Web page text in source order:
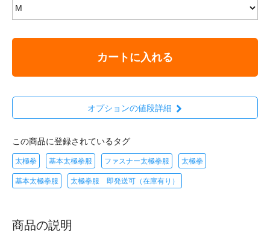
カートに入れる
オプションの値段詳細
この商品に登録されているタグ
太極拳 基本太極拳服 ファスナー太極拳服 太極拳
基本太極拳服 太極拳服 即発送可（在庫有り）
商品の説明